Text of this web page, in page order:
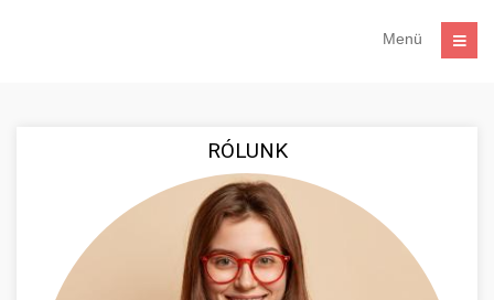
Menü
RÓLUNK